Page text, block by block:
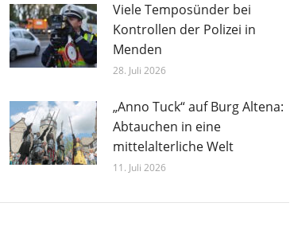
Viele Temposünder bei
Kontrollen der Polizei in
Menden
28. Juli 2026
„Anno Tuck“ auf Burg Altena:
Abtauchen in eine
mittelalterliche Welt
11. Juli 2026